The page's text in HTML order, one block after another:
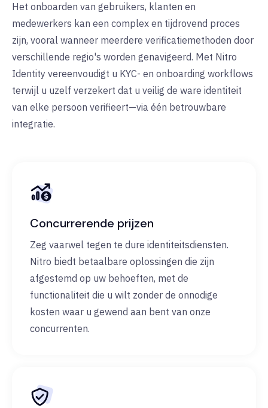
Het onboarden van gebruikers, klanten en
medewerkers kan een complex en tijdrovend proces
zijn, vooral wanneer meerdere verificatiemethoden door
verschillende regio's worden genavigeerd. Met Nitro
Identity vereenvoudigt u KYC- en onboarding workflows
terwijl u uzelf verzekert dat u veilig de ware identiteit
van elke persoon verifieert—via één betrouwbare
integratie.
Concurrerende prijzen
Zeg vaarwel tegen te dure identiteitsdiensten.
Nitro biedt betaalbare oplossingen die zijn
afgestemd op uw behoeften, met de
functionaliteit die u wilt zonder de onnodige
kosten waar u gewend aan bent van onze
concurrenten.